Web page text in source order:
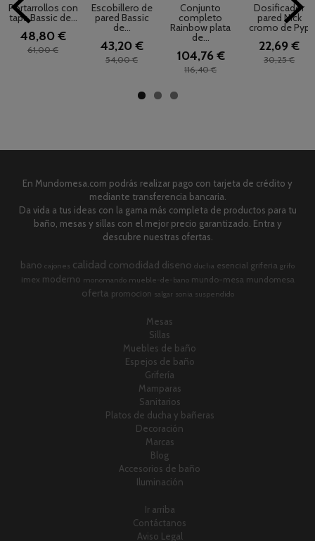
Portarrollos con
tapa Bassic de...
48,80 €
61,00 €
Escobillero de
pared Bassic
de...
43,20 €
54,00 €
Conjunto
completo
Rainbow plata
de...
104,76 €
116,40 €
Dosificador
pared Nick
cromo de Pyp
22,69 €
30,25 €
En Mundomesa.com podrás realizar pago con tarjeta de crédito y
mediante transferencia bancaria.
Da vida a tus ideas con la gama más completa de productos para tu
baño, mesas y sillas con el mejor precio garantizado. Entra y
descubre nuestras ofertas.
bano cajones calidad comodidad diseno ducha esencial griferia grifo
imex moderno monomando mueble-de-bano mundo-mesa mundomesa
oferta promocion salgar sonia suspendido
Mesas
Sillas
Muebles de baño
Espejos de baño
Grifería
Mamparas
Sanitarios
Platos de ducha y bañeras
Decoración
Marcas
Blog
Accesorios de baño
Iluminación
Ir arriba
Contáctanos
Aviso Legal